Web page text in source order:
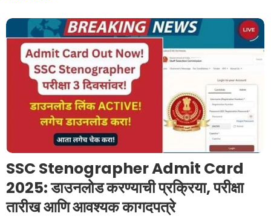
SSC Stenographer Admit Card
2025: डाउनलोड करण्याची प्रक्रिया, परीक्षा
तारीख आणि आवश्यक कागदपत्रे